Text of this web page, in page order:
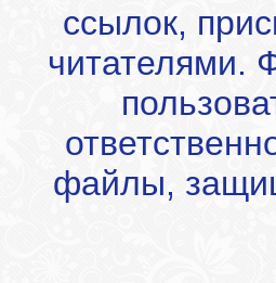
ссылок,
читателями.
файлы,